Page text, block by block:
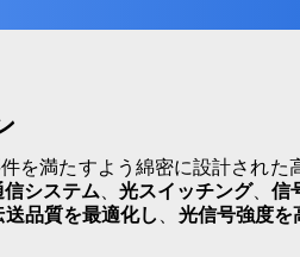
を満たすよう綿密に設計された
信システム、光スイッチング、信
送品質を最適化し 、 光信号強度を